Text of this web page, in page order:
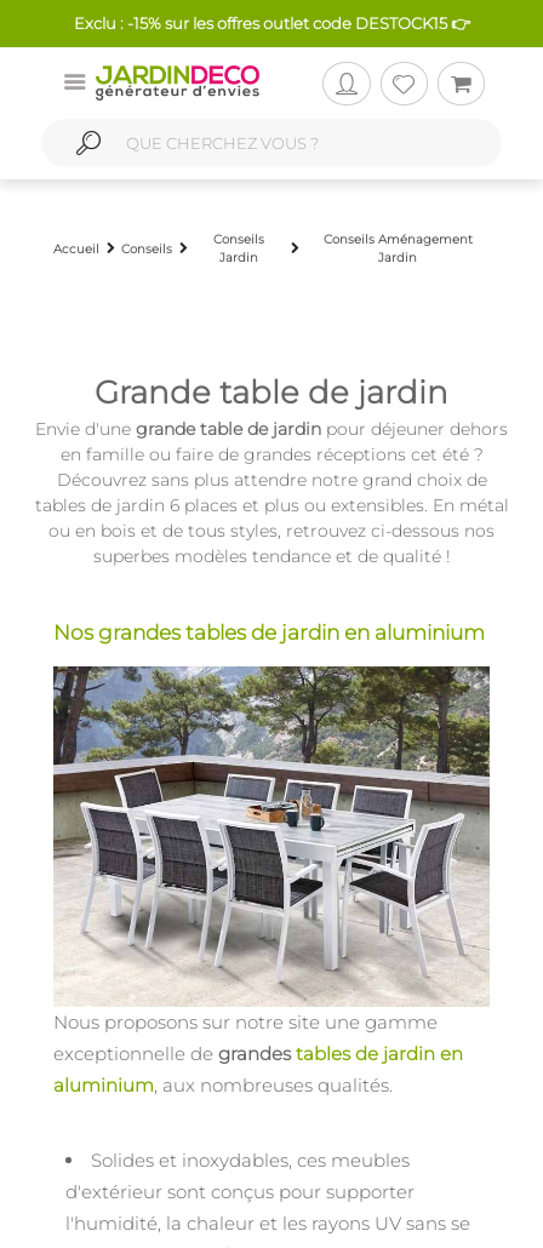
Exclu : -15% sur les offres outlet code DESTOCK15 👉
Accueil Conseils
Conseils
Jardin
Conseils Aménagement
Jardin
Grande table de jardin
Envie d'une grande table de jardin pour déjeuner dehors
en famille ou faire de grandes réceptions cet été ?
Découvrez sans plus attendre notre grand choix de
tables de jardin 6 places et plus ou extensibles. En métal
ou en bois et de tous styles, retrouvez ci-dessous nos
superbes modèles tendance et de qualité !
Nos grandes tables de jardin en aluminium
Nous proposons sur notre site une gamme
exceptionnelle de grandestables de jardin en
aluminium , aux nombreuses qualités.
Solides et inoxydables, ces meubles
d'extérieur sont conçus pour supporter
l'humidité, la chaleur et les rayons UV sans se